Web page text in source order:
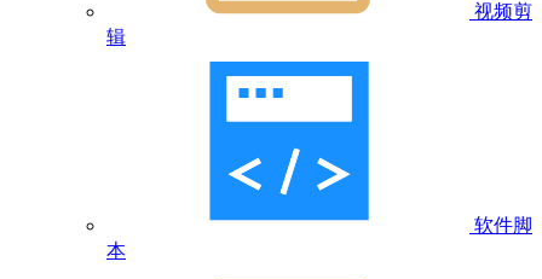
视频剪
辑
软件脚
本